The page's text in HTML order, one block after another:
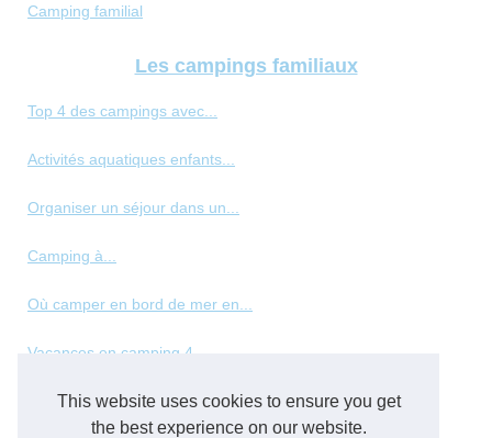
This website uses cookies to ensure you get
the best experience on our website.
Camping familial
Les campings familiaux
Top 4 des campings avec...
Activités aquatiques enfants...
Organiser un séjour dans un...
Camping à...
Où camper en bord de mer en...
Vacances en camping 4...
Les meilleurs types de...